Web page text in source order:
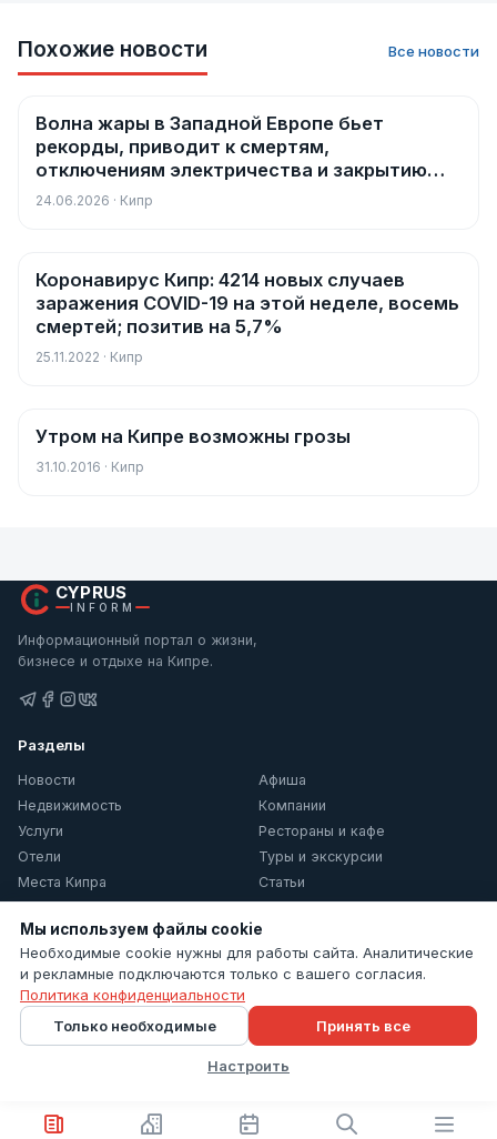
Похожие новости Все новости
Новости
Волна жары в Западной Европе бьет
рекорды, приводит к смертям,
отключениям электричества и закрытию
школ
24.06.2026 · Кипр
Новости
Коронавирус Кипр: 4214 новых случаев
заражения COVID-19 на этой неделе, восемь
смертей; позитив на 5,7%
25.11.2022 · Кипр
Новости
Утром на Кипре возможны грозы
31.10.2016 · Кипр
CYPRUS
INFORM
Информационный портал о жизни,
бизнесе и отдыхе на Кипре.
Разделы
Новости
Афиша
Недвижимость
Компании
Услуги
Рестораны и кафе
Отели
Туры и экскурсии
Места Кипра
Статьи
Информация
Контакты
Политика конфиденциальности
Настройки cookie
© 2026 Cyprus Inform. Все права защищены.
Мы используем файлы cookie
Необходимые cookie нужны для работы сайта. Аналитические
и рекламные подключаются только с вашего согласия.
Политика конфиденциальности
Настроить
Только необходимые Принять все